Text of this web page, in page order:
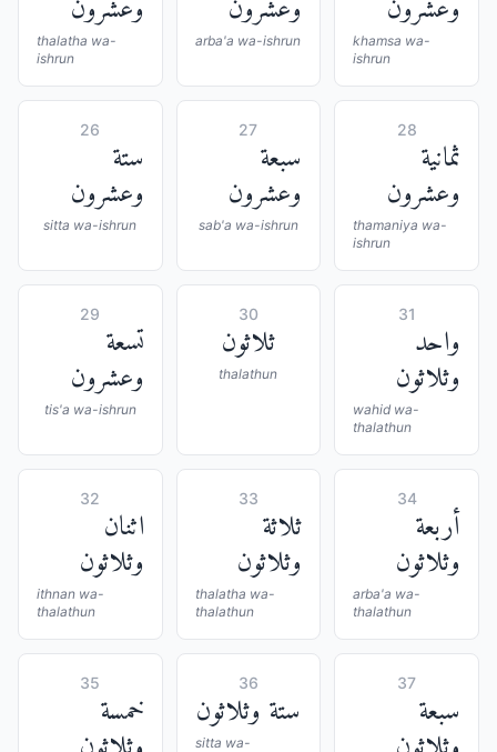
وعشرون
thalatha wa-
ishrun
وعشرون
arba'a wa-ishrun
وعشرون
khamsa wa-
ishrun
26
ستة
وعشرون
sitta wa-ishrun
27
سبعة
وعشرون
sab'a wa-ishrun
28
ثمانية
وعشرون
thamaniya wa-
ishrun
29
تسعة
وعشرون
tis'a wa-ishrun
30
ثلاثون
thalathun
31
واحد
وثلاثون
wahid wa-
thalathun
32
اثنان
وثلاثون
ithnan wa-
thalathun
33
ثلاثة
وثلاثون
thalatha wa-
thalathun
34
أربعة
وثلاثون
arba'a wa-
thalathun
35
خمسة
36
ستة وثلاثون
sitta wa-
37
سبعة